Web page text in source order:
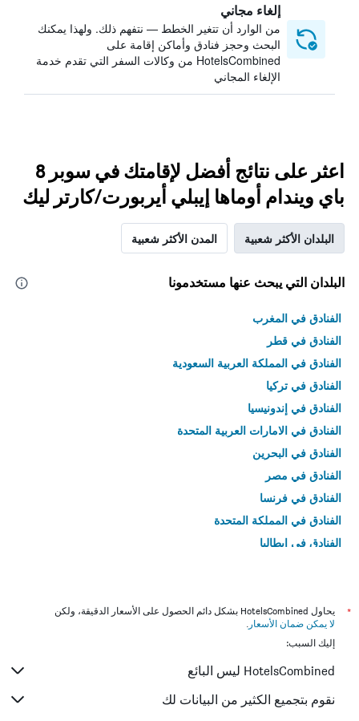
إلغاء مجاني
من الوارد أن تتغير الخطط — نتفهم ذلك. ولهذا يمكنك
البحث وحجز فنادق وأماكن إقامة على
HotelsCombined من وكالات السفر التي تقدم خدمة
الإلغاء المجاني
اعثر على نتائج أفضل لإقامتك في سوبر 8
باي ويندام أوماها إيبلي أيربورت/كارتر ليك
البلدان الأكثر شعبية المدن الأكثر شعبية
البلدان التي يبحث عنها مستخدمونا
الفنادق في المغرب
الفنادق في قطر
الفنادق في المملكة العربية السعودية
الفنادق في تركيا
الفنادق في إندونيسيا
الفنادق في الامارات العربية المتحدة
الفنادق في البحرين
الفنادق في مصر
الفنادق في فرنسا
الفنادق في المملكة المتحدة
الفنادق في إيطاليا
*
يحاول HotelsCombined بشكل دائم الحصول على الأسعار الدقيقة، ولكن
لا يمكن ضمان الأسعار .
إليك السبب:
HotelsCombined ليس البائع
نقوم بتجميع الكثير من البيانات لك